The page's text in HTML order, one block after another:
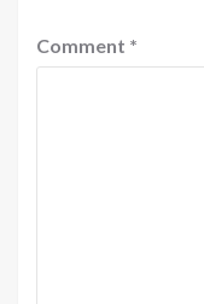
Comment *